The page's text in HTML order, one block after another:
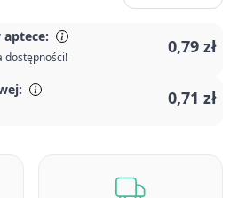
aptece:
dostępności!
0,79 zł
0,71 zł